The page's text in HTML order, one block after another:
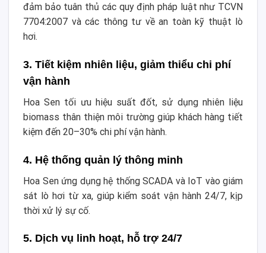
đảm bảo tuân thủ các quy định pháp luật như TCVN
7704:2007 và các thông tư về an toàn kỹ thuật lò
hơi.
3. Tiết kiệm nhiên liệu, giảm thiểu chi phí
vận hành
Hoa Sen tối ưu hiệu suất đốt, sử dụng nhiên liệu
biomass thân thiện môi trường giúp khách hàng tiết
kiệm đến 20–30% chi phí vận hành.
4. Hệ thống quản lý thông minh
Hoa Sen ứng dụng hệ thống SCADA và IoT vào giám
sát lò hơi từ xa, giúp kiểm soát vận hành 24/7, kịp
thời xử lý sự cố.
5. Dịch vụ linh hoạt, hỗ trợ 24/7